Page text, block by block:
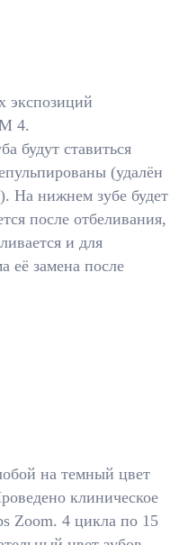
экспозиций
4.
будут ставиться
(удалён
На нижнем зубе будет
после отбеливания,
и для
её замена после
на темный цвет
клиническое
Zoom. 4 цикла по 15